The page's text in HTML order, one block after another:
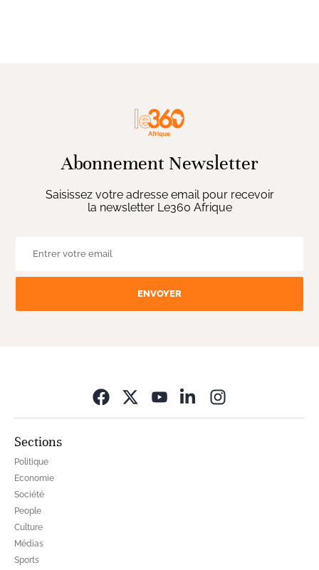
Abonnement Newsletter
Saisissez votre adresse email pour recevoir
la newsletter Le360 Afrique
ENVOYER
Sections
Politique
Economie
Société
People
Culture
Médias
Sports